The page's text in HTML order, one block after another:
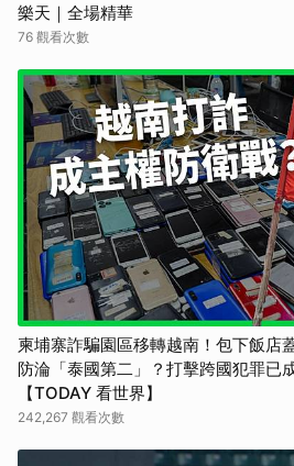
樂天｜全場精華
76 觀看次數
柬埔寨詐騙園區移轉越南！包下飯店
防淪「泰國第二」？打擊跨國犯罪已
【TODAY 看世界】
242,267 觀看次數